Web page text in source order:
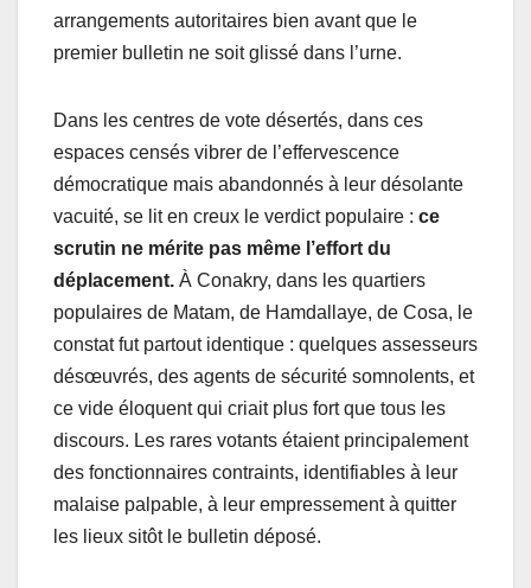
arrangements autoritaires bien avant que le
premier bulletin ne soit glissé dans l’urne.
Dans les centres de vote désertés, dans ces
espaces censés vibrer de l’effervescence
démocratique mais abandonnés à leur désolante
vacuité, se lit en creux le verdict populaire : ce
scrutin ne mérite pas même l’effort du
déplacement. À Conakry, dans les quartiers
populaires de Matam, de Hamdallaye, de Cosa, le
constat fut partout identique : quelques assesseurs
désœuvrés, des agents de sécurité somnolents, et
ce vide éloquent qui criait plus fort que tous les
discours. Les rares votants étaient principalement
des fonctionnaires contraints, identifiables à leur
malaise palpable, à leur empressement à quitter
les lieux sitôt le bulletin déposé.